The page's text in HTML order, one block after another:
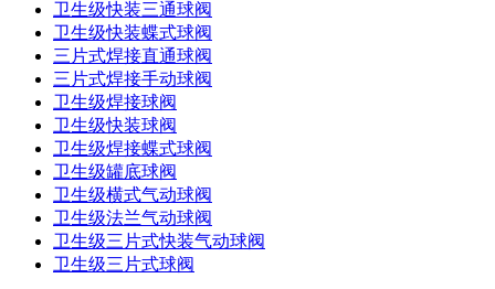
卫生级快装三通球阀
卫生级快装蝶式球阀
三片式焊接直通球阀
三片式焊接手动球阀
卫生级焊接球阀
卫生级快装球阀
卫生级焊接蝶式球阀
卫生级罐底球阀
卫生级横式气动球阀
卫生级法兰气动球阀
卫生级三片式快装气动球阀
卫生级三片式球阀